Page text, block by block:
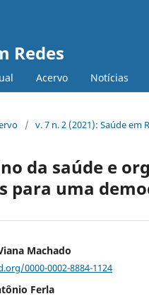
Redes
Acervo Notícias
/ v. 7 n. 2 (2021): Saúde em
da saúde e
para uma
Machado
0000-0002-8884-1124
Ferla